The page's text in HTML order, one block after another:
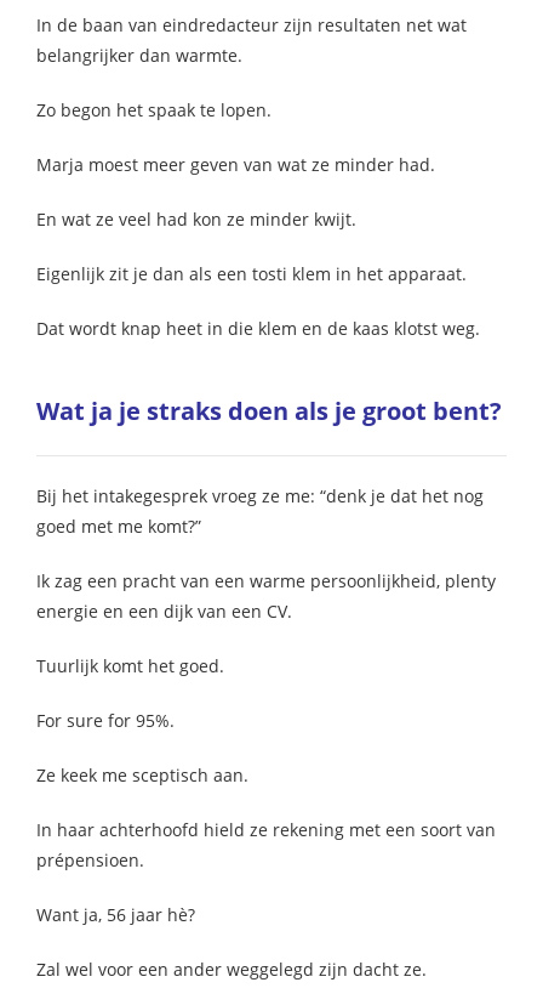
In de baan van eindredacteur zijn resultaten net wat
belangrijker dan warmte.
Zo begon het spaak te lopen.
Marja moest meer geven van wat ze minder had.
En wat ze veel had kon ze minder kwijt.
Eigenlijk zit je dan als een tosti klem in het apparaat.
Dat wordt knap heet in die klem en de kaas klotst weg.
Wat ja je straks doen als je groot bent?
Bij het intakegesprek vroeg ze me: “denk je dat het nog
goed met me komt?”
Ik zag een pracht van een warme persoonlijkheid, plenty
energie en een dijk van een CV.
Tuurlijk komt het goed.
For sure for 95%.
Ze keek me sceptisch aan.
In haar achterhoofd hield ze rekening met een soort van
prépensioen.
Want ja, 56 jaar hè?
Zal wel voor een ander weggelegd zijn dacht ze.